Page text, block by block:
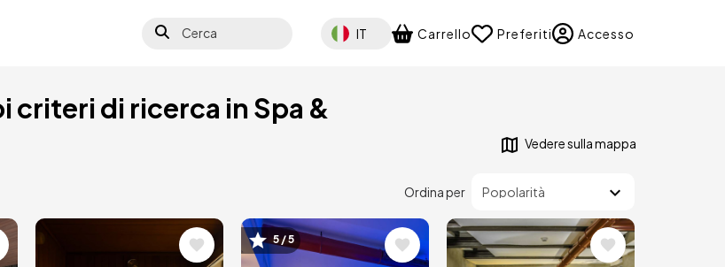
Cerca Select your language
IT Carrello Preferiti Accesso
di ricerca in Spa &
Vedere sulla mappa
Ordina per
Immagine Immagine
5 / 5 Immagine